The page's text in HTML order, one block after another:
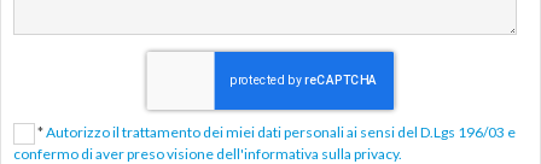
*Autorizzo il trattamento dei miei dati personali ai sensi del D.Lgs 196/03 e
confermo di aver preso visione dell'informativa sulla privacy.